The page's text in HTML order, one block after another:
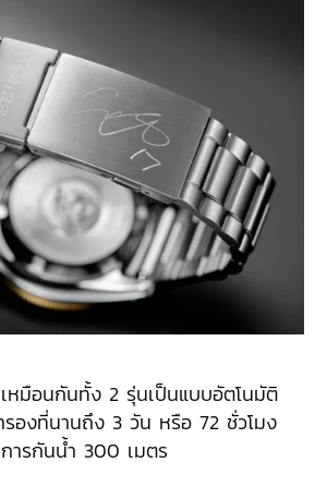
หมือนกันทั้ง 2 รุ่นเป็นแบบอัตโนมัติ
องที่นานถึง 3 วัน หรือ 72 ชั่วโมง
ารกันน้ำ 300 เมตร